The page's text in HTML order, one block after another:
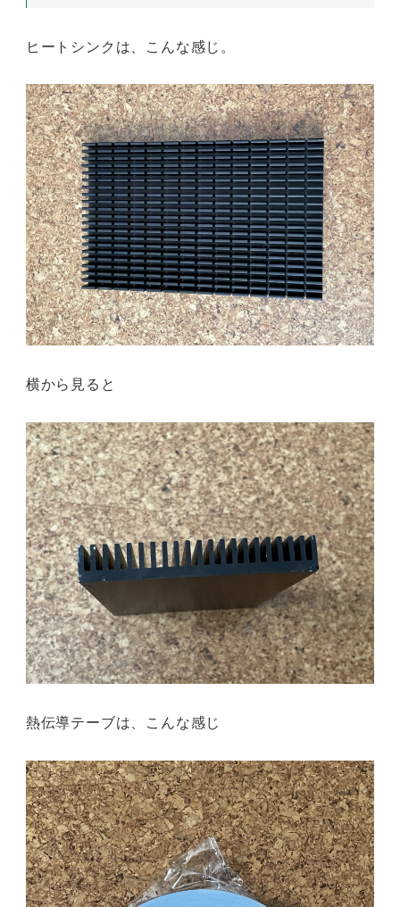
ヒートシンクは、こんな感じ。
横から見ると
熱伝導テーブは、こんな感じ